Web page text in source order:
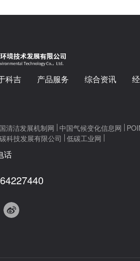
科吉 产品服务 综合资讯
清洁发展机制网 中国气候变化信息网
科技发展有限公司 低碳工业网
话